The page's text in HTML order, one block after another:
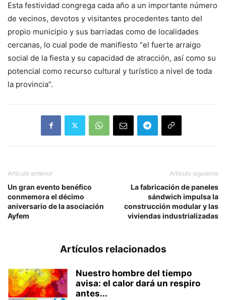
Esta festividad congrega cada año a un importante número
de vecinos, devotos y visitantes procedentes tanto del
propio municipio y sus barriadas como de localidades
cercanas, lo cual pode de manifiesto “el fuerte arraigo
social de la fiesta y su capacidad de atracción, así como su
potencial como recurso cultural y turístico a nivel de toda
la provincia”.
Artículo anterior
Un gran evento benéfico
conmemora el décimo
aniversario de la asociación
Ayfem
Artículo siguiente
La fabricación de paneles
sándwich impulsa la
construcción modular y las
viviendas industrializadas
Artículos relacionados
Nuestro hombre del tiempo
avisa: el calor dará un respiro
antes...